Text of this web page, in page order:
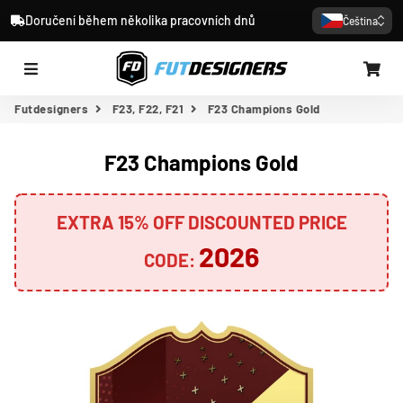
Doručení během několika pracovních dnů Čeština
Futdesigners F23, F22, F21 F23 Champions Gold
F23 Champions Gold
EXTRA 15% OFF DISCOUNTED PRICE
CODE: 2026